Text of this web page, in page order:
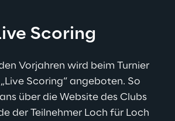
Scoring
Vorjahren wird beim Turnier
Scoring“ angeboten. So
über die Website des Clubs
der Teilnehmer Loch für Loch